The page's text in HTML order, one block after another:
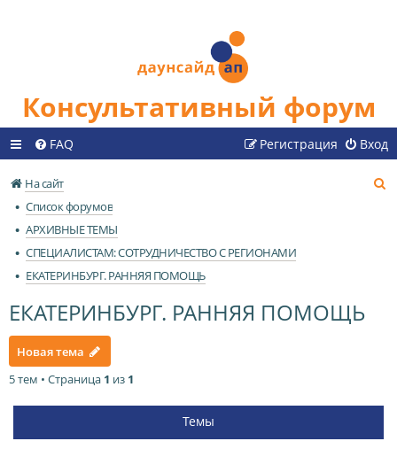
Консультативный форум
FAQ Вход
Регистрация
На сайт
Список форумов
АРХИВНЫЕ ТЕМЫ
СПЕЦИАЛИСТАМ: СОТРУДНИЧЕСТВО С РЕГИОНАМИ
ЕКАТЕРИНБУРГ. РАННЯЯ ПОМОЩЬ
ЕКАТЕРИНБУРГ. РАННЯЯ ПОМОЩЬ
Новая тема
5 тем • Страница 1 из 1
Темы